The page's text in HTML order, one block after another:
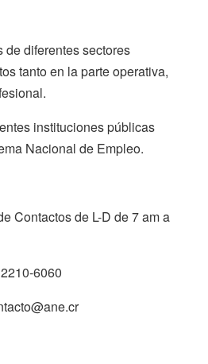
de diferentes sectores
tanto en la parte operativa,
instituciones públicas
Nacional de Empleo.
Contactos de L-D de 7 am a
6060